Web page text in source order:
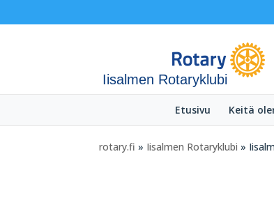
Iisalmen Rotaryklubi
Etusivu Keitä
rotary.fi » Iisalmen Rotaryklubi »